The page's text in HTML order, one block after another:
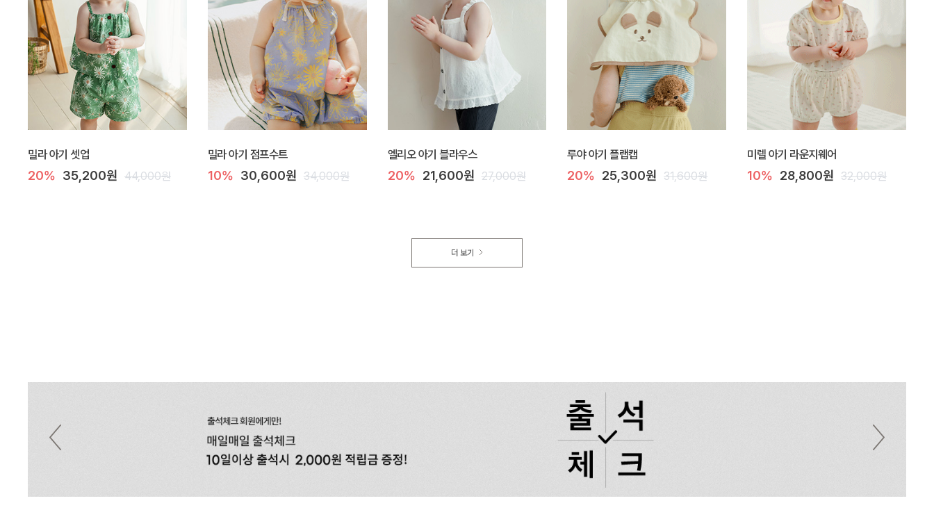
밀라 아기 셋업
20% 35,200원 44,000원
밀라 아기 점프수트
10% 30,600원 34,000원
엘리오 아기 블라우스
20% 21,600원 27,000원
루야 아기 플랩캡
20% 25,300원 31,600원
미렐 아기 라운지웨어
10% 28,800원 32,000원
더 보기